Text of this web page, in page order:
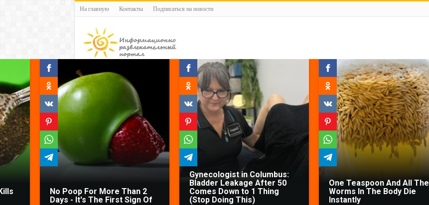
На главную Контакты Подписаться на новости
No Poop For More Than 2
Days - It's The First Sign Of
Gynecologist in Columbus:
Bladder Leakage After 50
Comes Down to 1 Thing
(Stop Doing This)
One Teaspoon And All The
Worms In The Body Die
Instantly